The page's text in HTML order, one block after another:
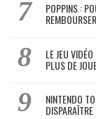
POPPINS :
LE JEU
PLUS DE
NINTENDO